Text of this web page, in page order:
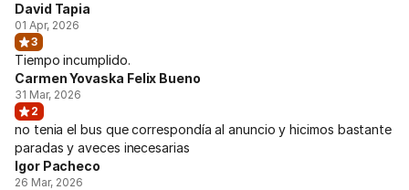
David Tapia
01 Apr, 2026
3
Tiempo incumplido.
Carmen Yovaska Felix Bueno
31 Mar, 2026
2
no tenia el bus que correspondía al anuncio y hicimos bastante
paradas y aveces inecesarias
Igor Pacheco
26 Mar, 2026